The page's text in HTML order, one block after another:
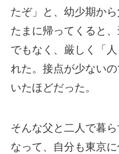
たぞ」と、幼少期か
たまに帰ってくると
でもなく、厳しく「
れた。接点が少ない
いたほどだった。
そんな父と二人で暮
なって、自分も東京